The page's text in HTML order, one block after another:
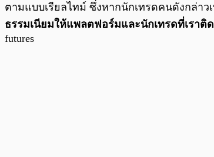
ตามแบบเรียลไทม์ ซึ่งหากนักเทรดคนดังกล่าว
ธรรมเนียมให้แพลตฟอร์มและนักเทรดที่เราติ
futures